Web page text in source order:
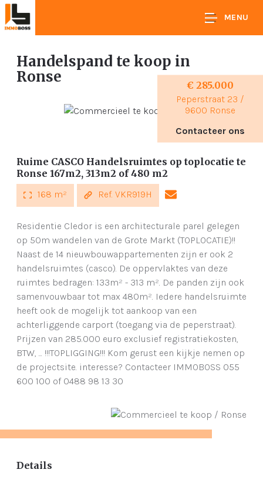
MENU
Handelspand te koop in
Ronse
€ 285.000
Peperstraat 23 /
9600 Ronse
Contacteer ons
Ruime CASCO Handelsruimtes op toplocatie te
Ronse 167m2, 313m2 of 480 m2
168 m² Ref. VKR919H
Residentie Cledor is een architecturale parel gelegen
op 50m wandelen van de Grote Markt (TOPLOCATIE)!!
Naast de 14 nieuwbouwappartementen zijn er ook 2
handelsruimtes (casco). De oppervlaktes van deze
ruimtes bedragen: 133m² - 313 m². De panden zijn ook
samenvouwbaar tot max 480m². Iedere handelsruimte
heeft ook de mogelijk tot aankoop van een
achterliggende carport (toegang via de peperstraat).
Prijzen van 285.000 euro exclusief registratiekosten,
BTW, ... !!!TOPLIGGING!!! Kom gerust een kijkje nemen op
de projectsite. interesse? Contacteer IMMOBOSS 055
600 100 of 0488 98 13 30
Details